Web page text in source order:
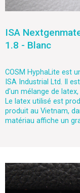
ISA
1.8 - Blanc
COSM HyphaLite est
ISA Industrial Ltd. Il
d'un mélange de
Le latex utilisé est
produit au Vietnam,
matériau affiche un